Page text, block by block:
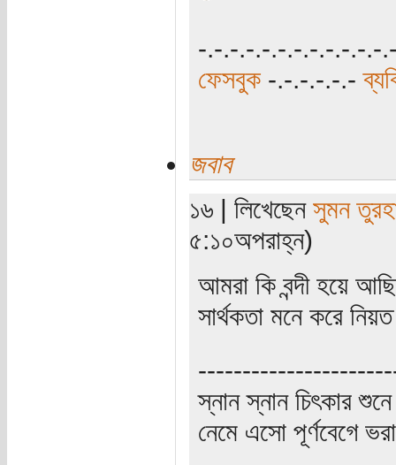
-.-.-.-.-.-.-.-.-.-.-.-
ফেসবুক-.-.-.-.-.-
জবাব
১৬ | লিখেছেন সুমন
৫:১০অপরাহ্ন)
আমরা কি বন্দী হয়ে
সার্থকতা মনে করে
স্নান স্নান চিৎকার
নেমে এসো পূর্ণবেগে